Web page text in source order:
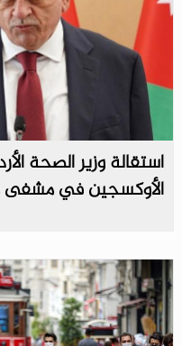
استقالة وزير الصحة
الأوكسجين في